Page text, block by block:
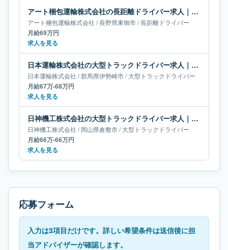
アート梱包運輸株式会社の長距離ドライバー求人｜長野県東御市｜月給69万円
アート梱包運輸株式会社 /長野県東御市/長距離ドライバー
月給69万円
求人を見る
日本運輸株式会社の大型トラックドライバー求人｜群馬県伊勢崎市｜月給67万-68万円
日本運輸株式会社 /群馬県伊勢崎市/大型トラックドライバー
月給67万-68万円
求人を見る
日神機工株式会社の大型トラックドライバー求人｜岡山県倉敷市｜月給66万-66万円
日神機工株式会社 /岡山県倉敷市/大型トラックドライバー
月給66万-66万円
求人を見る
応募フォーム
入力は3項目だけです。詳しい希望条件は送信後に担
当アドバイザーが確認します。